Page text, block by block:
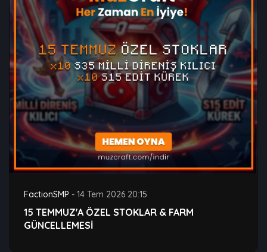
FactionSMP - 14 Tem 2026 20:15
15 TEMMUZ'A ÖZEL STOKLAR & FARM
GÜNCELLEMESİ